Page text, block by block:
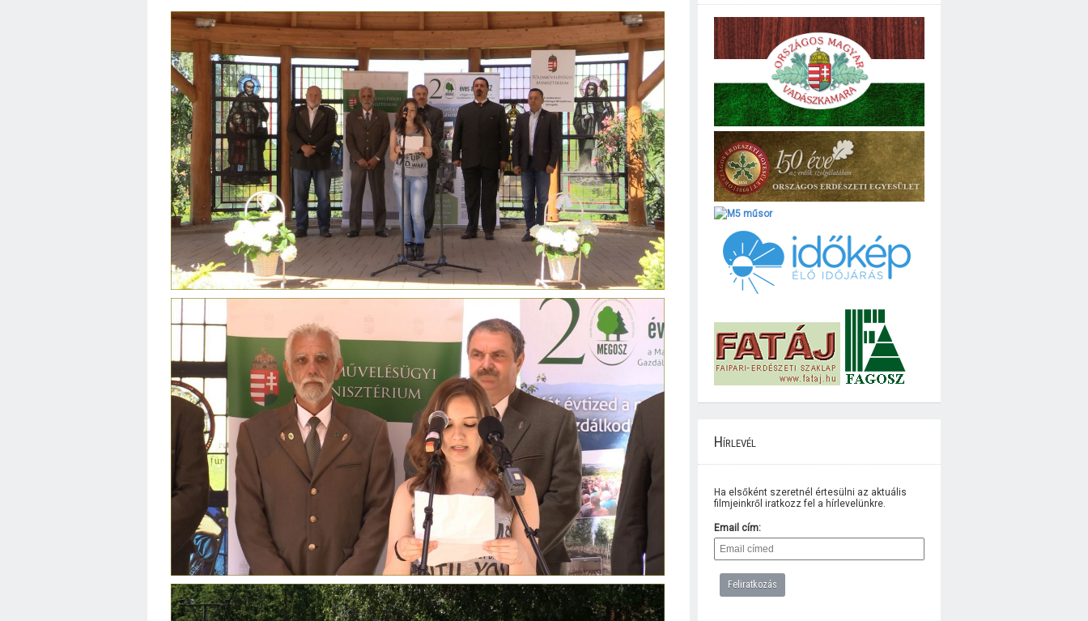
Hírlevél
Ha elsőként szeretnél értesülni az aktuális
filmjeinkről iratkozz fel a hírlevelünkre.
Email cím: